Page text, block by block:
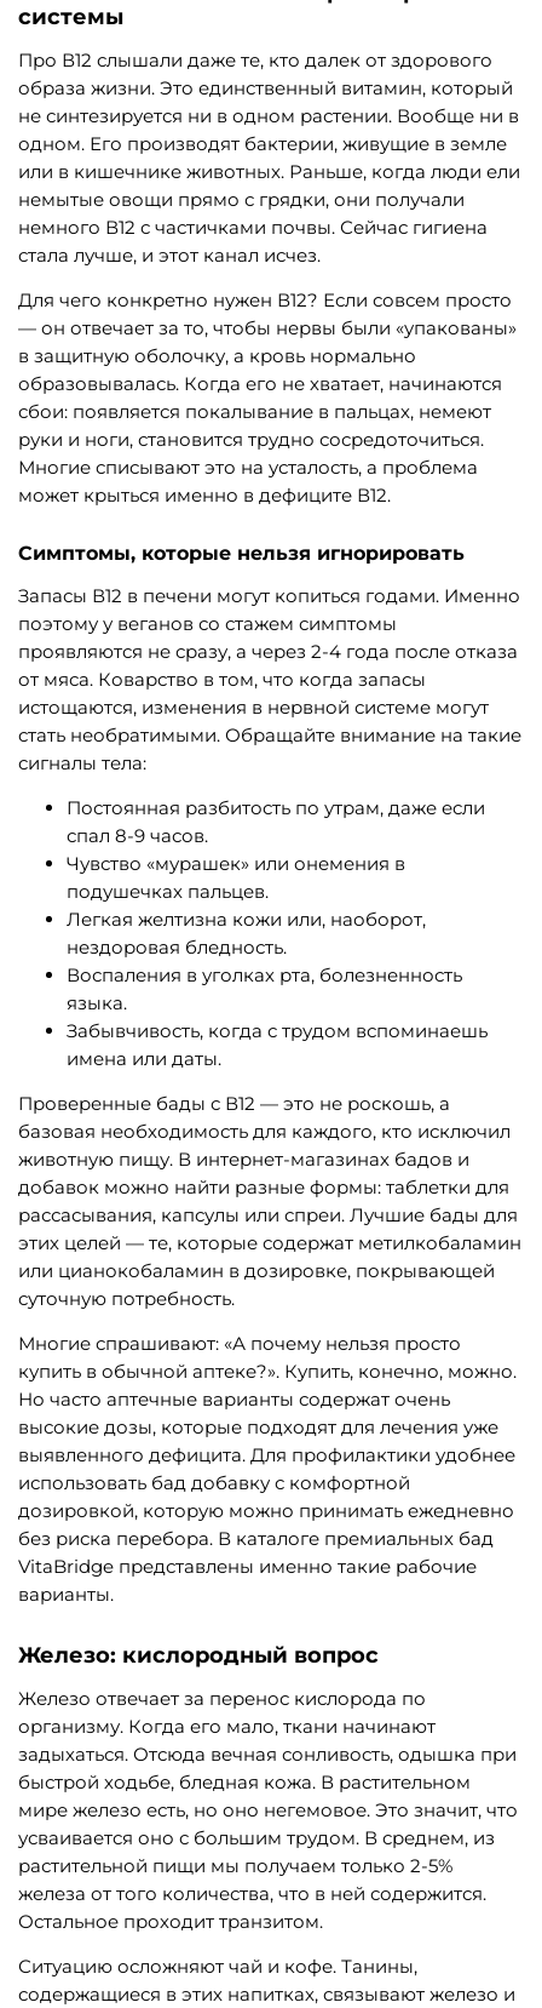
системы
Про В12 слышали даже те, кто далек от здорового
образа жизни. Это единственный витамин, который
не синтезируется ни в одном растении. Вообще ни в
одном. Его производят бактерии, живущие в земле
или в кишечнике животных. Раньше, когда люди ели
немытые овощи прямо с грядки, они получали
немного В12 с частичками почвы. Сейчас гигиена
стала лучше, и этот канал исчез.
Для чего конкретно нужен В12? Если совсем просто
— он отвечает за то, чтобы нервы были «упакованы»
в защитную оболочку, а кровь нормально
образовывалась. Когда его не хватает, начинаются
сбои: появляется покалывание в пальцах, немеют
руки и ноги, становится трудно сосредоточиться.
Многие списывают это на усталость, а проблема
может крыться именно в дефиците В12.
Симптомы, которые нельзя игнорировать
Запасы В12 в печени могут копиться годами. Именно
поэтому у веганов со стажем симптомы
проявляются не сразу, а через 2-4 года после отказа
от мяса. Коварство в том, что когда запасы
истощаются, изменения в нервной системе могут
стать необратимыми. Обращайте внимание на такие
сигналы тела:
Постоянная разбитость по утрам, даже если
спал 8-9 часов.
Чувство «мурашек» или онемения в
подушечках пальцев.
Легкая желтизна кожи или, наоборот,
нездоровая бледность.
Воспаления в уголках рта, болезненность
языка.
Забывчивость, когда с трудом вспоминаешь
имена или даты.
Проверенные бады с В12 — это не роскошь, а
базовая необходимость для каждого, кто исключил
животную пищу. В интернет-магазинах бадов и
добавок можно найти разные формы: таблетки для
рассасывания, капсулы или спреи. Лучшие бады для
этих целей — те, которые содержат метилкобаламин
или цианокобаламин в дозировке, покрывающей
суточную потребность.
Многие спрашивают: «А почему нельзя просто
купить в обычной аптеке?». Купить, конечно, можно.
Но часто аптечные варианты содержат очень
высокие дозы, которые подходят для лечения уже
выявленного дефицита. Для профилактики удобнее
использовать бад добавку с комфортной
дозировкой, которую можно принимать ежедневно
без риска перебора. В каталоге премиальных бад
VitaBridge представлены именно такие рабочие
варианты.
Железо: кислородный вопрос
Железо отвечает за перенос кислорода по
организму. Когда его мало, ткани начинают
задыхаться. Отсюда вечная сонливость, одышка при
быстрой ходьбе, бледная кожа. В растительном
мире железо есть, но оно негемовое. Это значит, что
усваивается оно с большим трудом. В среднем, из
растительной пищи мы получаем только 2-5%
железа от того количества, что в ней содержится.
Остальное проходит транзитом.
Ситуацию осложняют чай и кофе. Танины,
содержащиеся в этих напитках, связывают железо и